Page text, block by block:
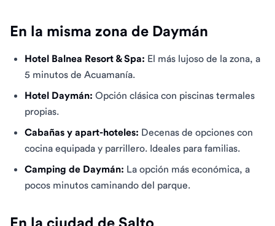
En la misma zona de Daymán
Hotel Balnea Resort & Spa: El más lujoso de la zona, a
5 minutos de Acuamanía.
Hotel Daymán: Opción clásica con piscinas termales
propias.
Cabañas y apart-hoteles: Decenas de opciones con
cocina equipada y parrillero. Ideales para familias.
Camping de Daymán: La opción más económica, a
pocos minutos caminando del parque.
En la ciudad de Salto